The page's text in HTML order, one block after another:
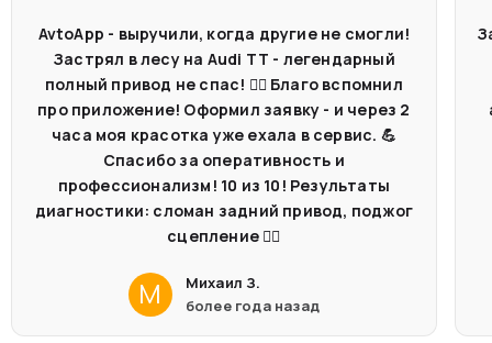
AvtoApp - выручили, когда другие не смогли!
Застрял в лесу на Audi TT - легендарный
полный привод не спас! 🤷‍♂️ Благо вспомнил
про приложение! Оформил заявку - и через 2
часа моя красотка уже ехала в сервис. 💪
Спасибо за оперативность и
профессионализм! 10 из 10! Результаты
диагностики: сломан задний привод, поджог
сцепление 🤦‍♂️
М
Михаил З.
более года назад